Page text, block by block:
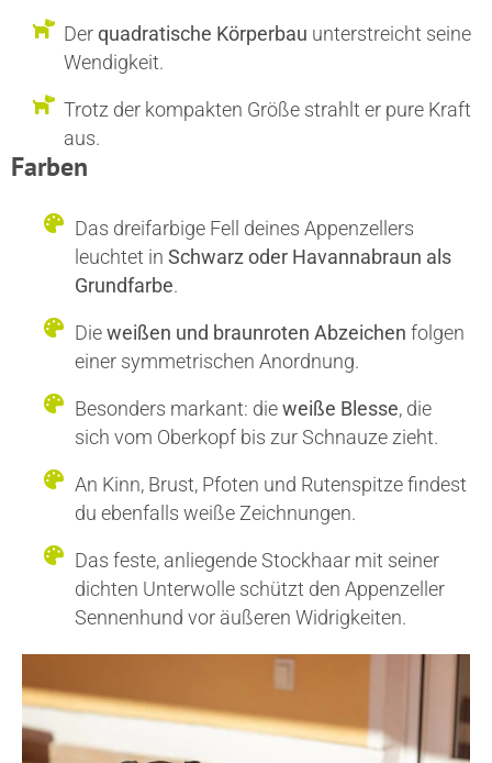
Derquadratische Körperbau unterstreicht seine
Wendigkeit.
Trotz der kompakten Größe strahlt er pure Kraft
aus.
Farben
Das dreifarbige Fell deines Appenzellers
leuchtet in Schwarz oder Havannabraun als
Grundfarbe.
Dieweißen und braunroten Abzeichen folgen
einer symmetrischen Anordnung.
Besonders markant: dieweiße Blesse, die
sich vom Oberkopf bis zur Schnauze zieht.
An Kinn, Brust, Pfoten und Rutenspitze findest
du ebenfalls weiße Zeichnungen.
Das feste, anliegende Stockhaar mit seiner
dichten Unterwolle schützt den Appenzeller
Sennenhund vor äußeren Widrigkeiten.